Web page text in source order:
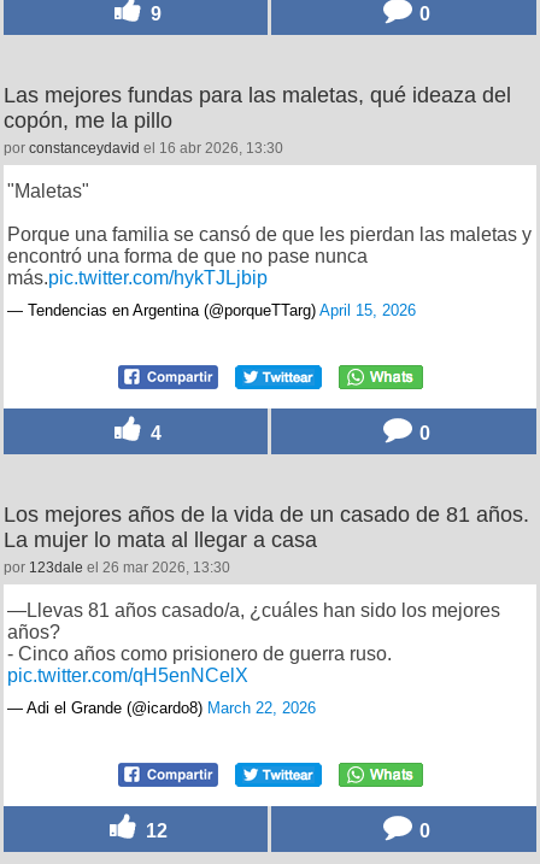
9 0
Las mejores fundas para las maletas, qué ideaza del
copón, me la pillo
por constanceydavid el 16 abr 2026, 13:30
"Maletas"
Porque una familia se cansó de que les pierdan las maletas y
encontró una forma de que no pase nunca
más.pic.twitter.com/hykTJLjbip
— Tendencias en Argentina (@porqueTTarg) April 15, 2026
4 0
Los mejores años de la vida de un casado de 81 años.
La mujer lo mata al llegar a casa
por 123dale el 26 mar 2026, 13:30
—Llevas 81 años casado/a, ¿cuáles han sido los mejores
años?
- Cinco años como prisionero de guerra ruso.
pic.twitter.com/qH5enNCelX
— Adi el Grande (@icardo8) March 22, 2026
12 0